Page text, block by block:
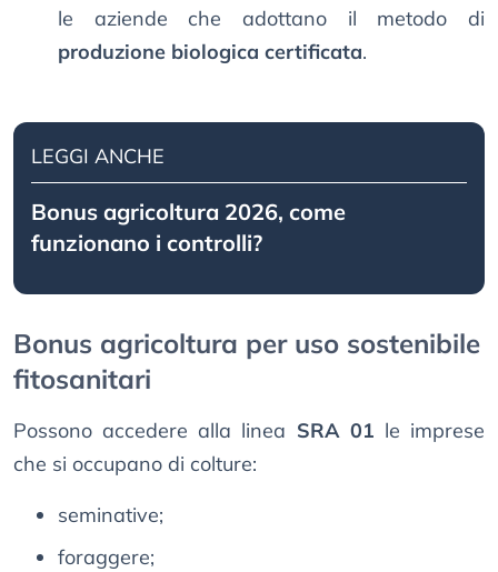
le aziende che adottano il metodo di
produzione biologica certificata.
LEGGI ANCHE
Bonus agricoltura 2026, come
funzionano i controlli?
Bonus agricoltura per uso sostenibile
fitosanitari
Possono accedere alla linea SRA 01 le imprese
che si occupano di colture:
seminative;
foraggere;